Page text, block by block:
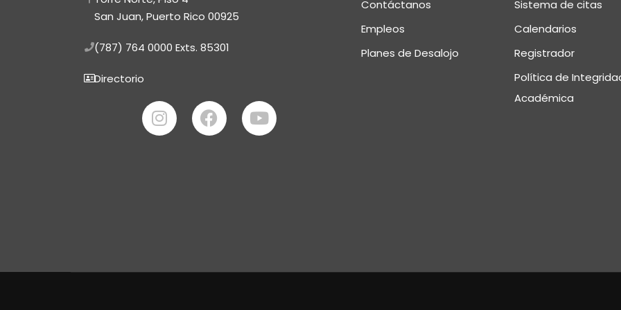
San Juan, Puerto Rico 00925
(787) 764 0000 Exts. 85301
Directorio
Contáctanos
Empleos
Planes de Desalojo
Sistema de citas
Calendarios
Registrador
Política de
Académica